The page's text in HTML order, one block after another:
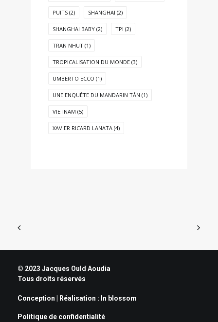
PUITS (2) SHANGHAI (2)
SHANGHAI BABY (2) TPI (2)
TRAN NHUT (1)
TROPICALISATION DU MONDE (3)
UMBERTO ECCO (1)
UNE ENQUÊTE DU MANDARIN TÂN (1)
VIETNAM (5)
XAVIER RICARD LANATA (4)
© 2023 Jacques Ould Aoudia
Tous droits réservés
Conception | Réalisation : In blossom
Politique de confidentialité